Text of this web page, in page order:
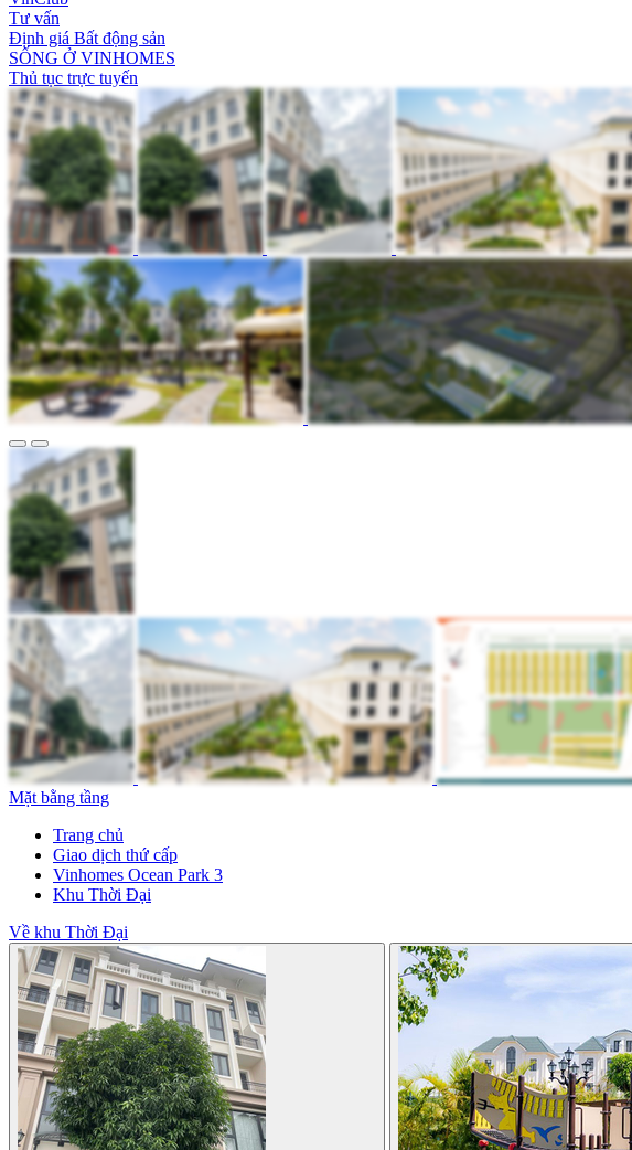
Tư vấn
Định giá Bất động sản
SỐNG Ở VINHOMES
Thủ tục trực tuyến
Mặt bằng tầng
Trang chủ
Giao dịch thứ cấp
Vinhomes Ocean Park 3
Khu Thời Đại
Về khu Thời Đại